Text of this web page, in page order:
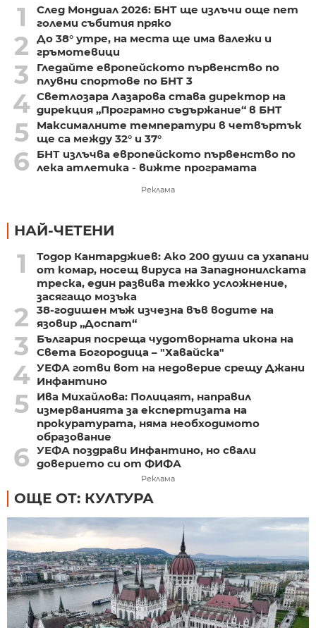
1
След Мондиал 2026: БНТ ще излъчи още пет
големи събития пряко
2
До 38° утре, на места ще има валежи и
гръмотевици
3
Гледайте европейското първенство по
плувни спортове по БНТ 3
4 Светлозара Лазарова става директор на
дирекция „Програмно съдържание“ в БНТ
5
Максималните температури в четвъртък
ще са между 32° и 37°
6
БНТ излъчва европейското първенство по
лека атлетика - вижте програмата
Реклама
НАЙ-ЧЕТЕНИ
1
Тодор Кантарджиев: Ако 200 души са ухапани
от комар, носещ вируса на Западнонилската
треска, един развива тежко усложнение,
засягащо мозъка
2
38-годишен мъж изчезна във водите на
язовир „Доспат“
3
България посреща чудотворната икона на
Света Богородица – "Хавайска"
4 УЕФА готви вот на недоверие срещу Джани
Инфантино
5
Ива Михайлова: Полицаят, направил
измерванията за експертизата на
прокуратурата, няма необходимото
образование
6 УЕФА поздрави Инфантино, но свали
доверието си от ФИФА
Реклама
ОЩЕ ОТ: КУЛТУРА